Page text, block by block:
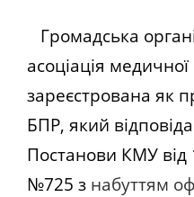
Громадська
асоціація медичної
зареєстрована як
БПР, який
Постанови КМУ від
№725 з набуттям